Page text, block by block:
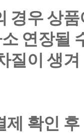
경우 상
연장될
질이 생
제 확인